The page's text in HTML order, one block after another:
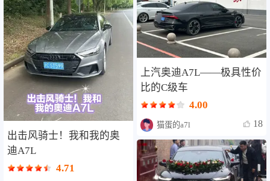
出击风骑士！我和我的奥
迪A7L
4.71
上汽奥迪A7L——极具性价
比的C级车
4.00
猫蛋的a7l 18